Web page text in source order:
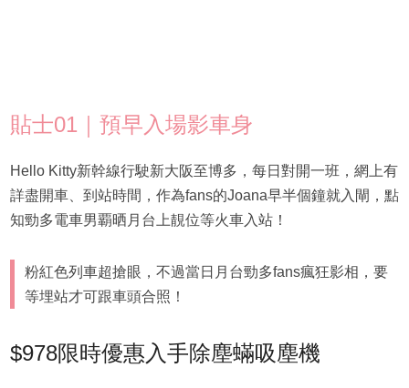
貼士01｜預早入場影車身
Hello Kitty新幹線行駛新大阪至博多，每日對開一班，網上有
詳盡開車、到站時間，作為fans的Joana早半個鐘就入閘，點
知勁多電車男覇晒月台上靚位等火車入站！
粉紅色列車超搶眼，不過當日月台勁多fans瘋狂影相，要
等埋站才可跟車頭合照！
$978限時優惠入手除塵蟎吸塵機